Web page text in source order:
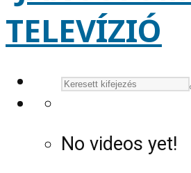
No videos yet!